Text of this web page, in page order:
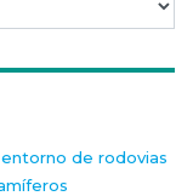
de rodovias